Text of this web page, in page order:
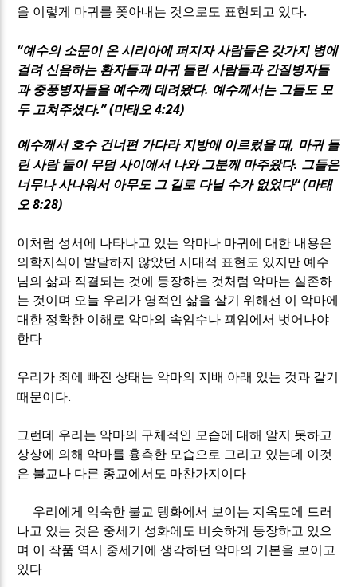
을 이렇게 마귀를 쫒아내는 것으로도 표현되고 있다.
“예수의 소문이 온 시리아에 퍼지자 사람들은 갖가지 병에
걸려 신음하는 환자들과 마귀 들린 사람들과 간질병자들
과 중풍병자들을 예수께 데려왔다. 예수께서는 그들도 모
두 고쳐주셨다.” (마태오4:24)
예수께서 호수 건너편 가다라 지방에 이르렀을 때, 마귀 들
린 사람 둘이 무덤 사이에서 나와 그분께 마주왔다. 그들은
너무나 사나워서 아무도 그 길로 다닐 수가 없었다“ (마태
오8:28)
이처럼 성서에 나타나고 있는 악마나 마귀에 대한 내용은
의학지식이 발달하지 않았던 시대적 표현도 있지만 예수
님의 삶과 직결되는 것에 등장하는 것처럼 악마는 실존하
는 것이며 오늘 우리가 영적인 삶을 살기 위해선 이 악마에
대한 정확한 이해로 악마의 속임수나 꾀임에서 벗어나야
한다
우리가 죄에 빠진 상태는 악마의 지배 아래 있는 것과 같기
때문이다.
그런데 우리는 악마의 구체적인 모습에 대해 알지 못하고
상상에 의해 악마를 흉측한 모습으로 그리고 있는데 이것
은 불교나 다른 종교에서도 마찬가지이다
우리에게 익숙한 불교 탱화에서 보이는 지옥도에 드러
나고 있는 것은 중세기 성화에도 비슷하게 등장하고 있으
며 이 작품 역시 중세기에 생각하던 악마의 기본을 보이고
있다